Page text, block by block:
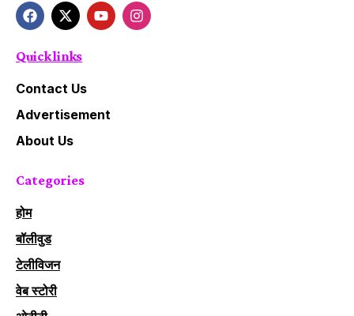
Quick links
Contact Us
Advertisement
About Us
Categories
होम
बॉलीवुड
टेलीविजन
वेब स्टोरी